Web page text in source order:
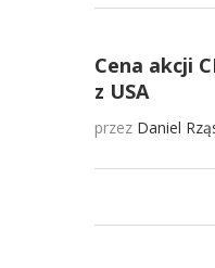
Cena akcji
z USA
przez Daniel